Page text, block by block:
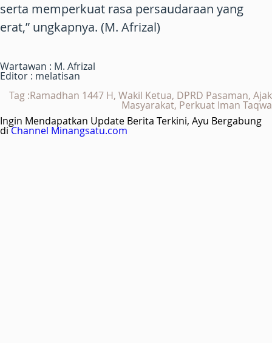
serta memperkuat rasa persaudaraan yang
erat,” ungkapnya. (M. Afrizal)
Wartawan : M. Afrizal
Editor : melatisan
Tag :Ramadhan 1447 H, Wakil Ketua, DPRD Pasaman, Ajak
Masyarakat, Perkuat Iman Taqwa
Ingin Mendapatkan Update Berita Terkini, Ayu Bergabung
diChannel Minangsatu.com